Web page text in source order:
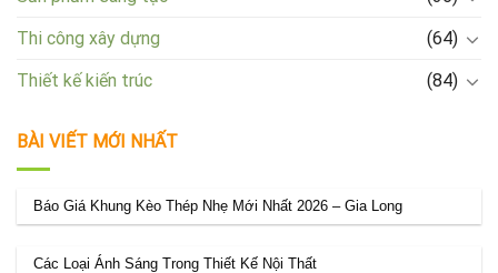
Thi công xây dựng
(64)
Thiết kế kiến trúc
(84)
BÀI VIẾT MỚI NHẤT
Báo Giá Khung Kèo Thép Nhẹ Mới Nhất 2026 – Gia Long
Các Loại Ánh Sáng Trong Thiết Kế Nội Thất